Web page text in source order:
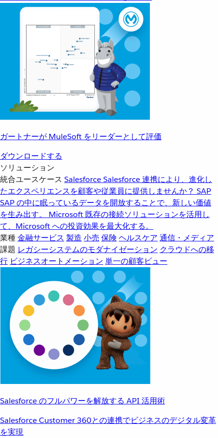
ガートナーが MuleSoft をリーダーとして評価
ダウンロードする
ソリューション
統合ユースケース SalesforceSalesforce 連携により、進化し
たエクスペリエンスを顧客や従業員に提供しませんか？ SAP
SAP の中に眠っているデータを開放することで、新しい価値
を生み出す。
Microsoft 既存の接続ソリューションを活用し
て、Microsoft への投資効果を最大化する。
業種金融サービス 製造 小売 保険 ヘルスケア 通信・メディア
課題 レガシーシステムのモダナイゼーション クラウドへの移
行 ビジネスオートメーション 単一の顧客ビュー
Salesforce のフルパワーを解放する API 活用術
Salesforce Customer 360との連携でビジネスのデジタル変革
を実現